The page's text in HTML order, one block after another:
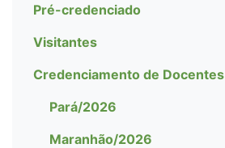
Pré-credenciado
Visitantes
Credenciamento de Docentes
Pará/2026
Maranhão/2026